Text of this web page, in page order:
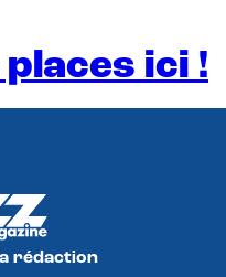
ici !
rédaction